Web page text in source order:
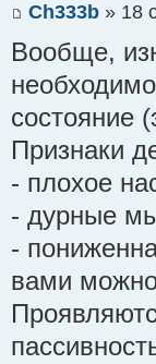
Ch333b » 18
Вообще,
состояние
Признаки
- плохое
- дурные
-
вами можно